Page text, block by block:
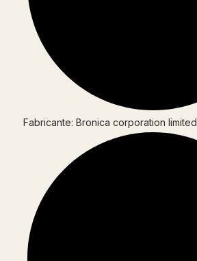
Fabricante: Bronica corporation limited